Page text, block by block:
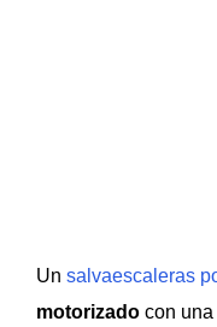
Un salvaescaleras
motorizado con